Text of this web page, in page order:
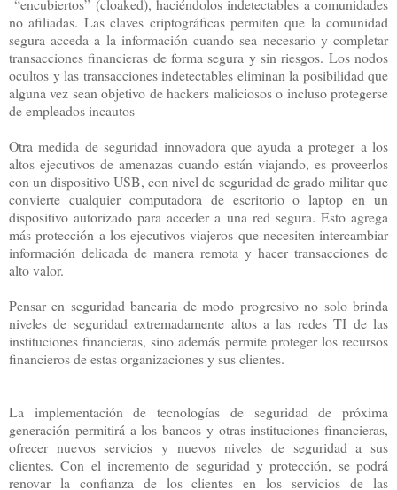
“encubiertos” (cloaked), haciéndolos indetectables a comunidades
no afiliadas. Las claves criptográficas permiten que la comunidad
segura acceda a la información cuando sea necesario y completar
transacciones financieras de forma segura y sin riesgos. Los nodos
ocultos y las transacciones indetectables eliminan la posibilidad que
alguna vez sean objetivo de hackers maliciosos o incluso protegerse
de empleados incautos
Otra medida de seguridad innovadora que ayuda a proteger a los
altos ejecutivos de amenazas cuando están viajando, es proveerlos
con un dispositivo USB, con nivel de seguridad de grado militar que
convierte cualquier computadora de escritorio o laptop en un
dispositivo autorizado para acceder a una red segura. Esto agrega
más protección a los ejecutivos viajeros que necesiten intercambiar
información delicada de manera remota y hacer transacciones de
alto valor.
Pensar en seguridad bancaria de modo progresivo no solo brinda
niveles de seguridad extremadamente altos a las redes TI de las
instituciones financieras, sino además permite proteger los recursos
financieros de estas organizaciones y sus clientes.
La implementación de tecnologías de seguridad de próxima
generación permitirá a los bancos y otras instituciones financieras,
ofrecer nuevos servicios y nuevos niveles de seguridad a sus
clientes. Con el incremento de seguridad y protección, se podrá
renovar la confianza de los clientes en los servicios de las